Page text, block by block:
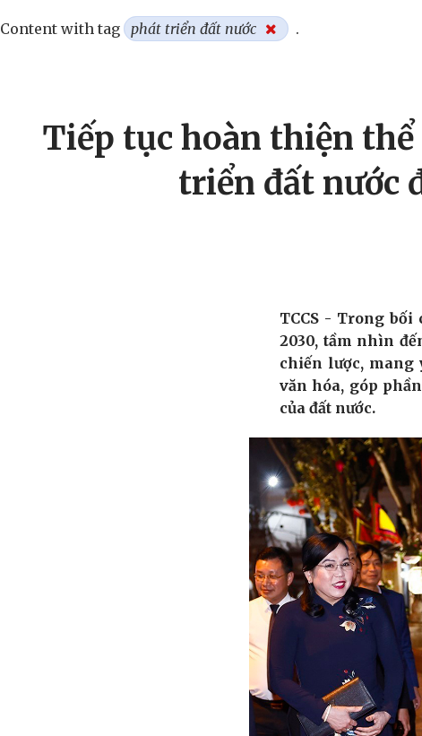
Content with tag phát triển đất nước .
Tiếp tục hoàn thiện
triển đất nước
TCCS - Trong
2030, tầm nhìn
chiến lược, mang
văn hóa, góp
của đất nước.